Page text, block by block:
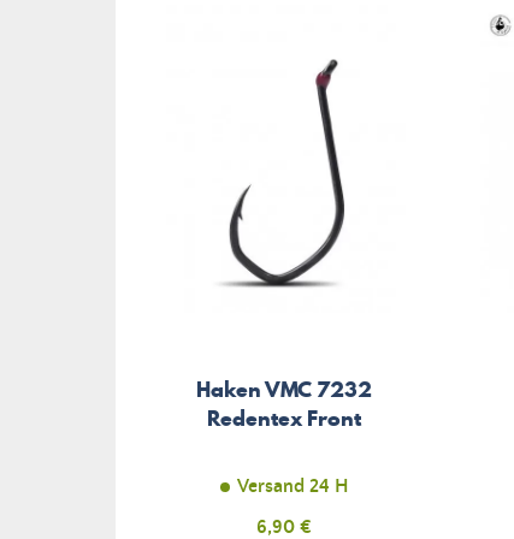
Haken VMC 7232
Redentex Front
Versand 24 H
Preis
6,90 €